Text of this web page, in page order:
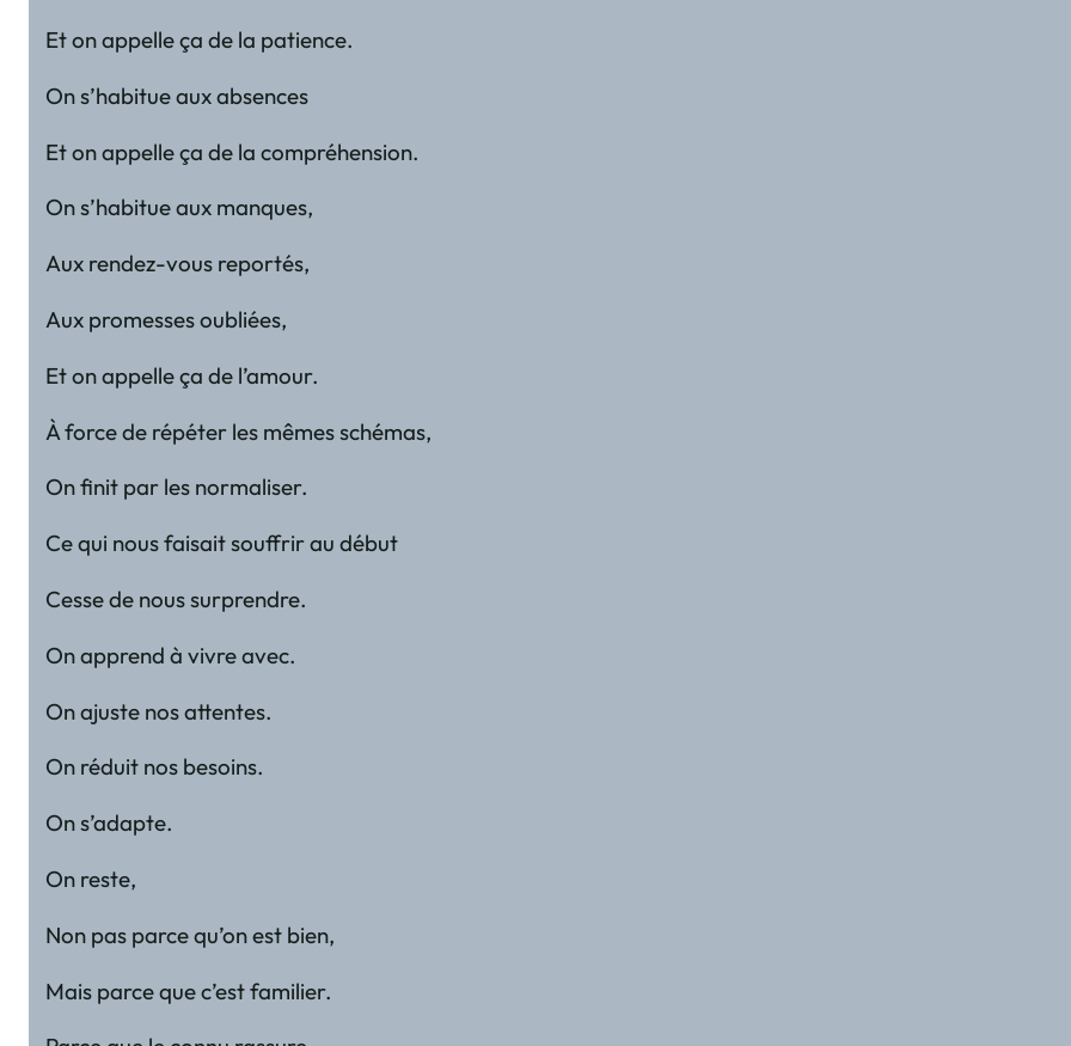
Et on appelle ça de la patience.
On s’habitue aux absences
Et on appelle ça de la compréhension.
On s’habitue aux manques,
Aux rendez-vous reportés,
Aux promesses oubliées,
Et on appelle ça de l’amour.
À force de répéter les mêmes schémas,
On finit par les normaliser.
Ce qui nous faisait souffrir au début
Cesse de nous surprendre.
On apprend à vivre avec.
On ajuste nos attentes.
On réduit nos besoins.
On s’adapte.
On reste,
Non pas parce qu’on est bien,
Mais parce que c’est familier.